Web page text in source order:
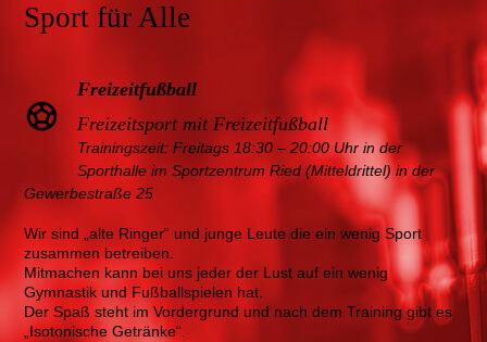
Sport für Alle
Freizeitfußball
Freizeitsport mit Freizeitfußball
Trainingszeit: Freitags 18:30 – 20:00 Uhr in der
Sporthalle im Sportzentrum Ried (Mitteldrittel) in der
Gewerbestraße 25
Wir sind „alte Ringer“ und junge Leute die ein wenig Sport
zusammen betreiben.
Mitmachen kann bei uns jeder der Lust auf ein wenig
Gymnastik und Fußballspielen hat.
Der Spaß steht im Vordergrund und nach dem Training gibt es
„Isotonische Getränke“.